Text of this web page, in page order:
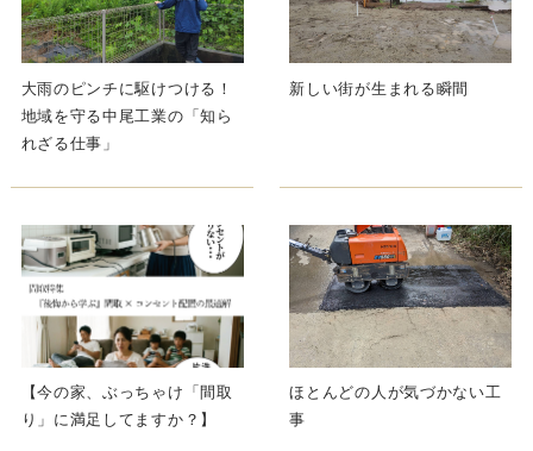
大雨のピンチに駆けつける！
地域を守る中尾工業の「知ら
れざる仕事」
新しい街が生まれる瞬間
【今の家、ぶっちゃけ「間取
り」に満足してますか？】
ほとんどの人が気づかない工
事